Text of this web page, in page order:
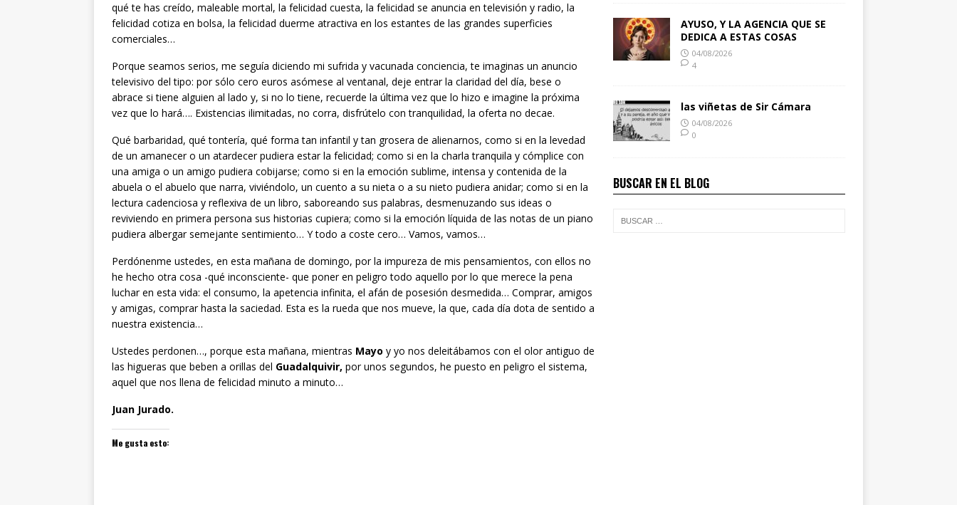
qué te has creído, maleable mortal, la felicidad cuesta, la felicidad se anuncia en televisión y radio, la
felicidad cotiza en bolsa, la felicidad duerme atractiva en los estantes de las grandes superficies
comerciales…
Porque seamos serios, me seguía diciendo mi sufrida y vacunada conciencia, te imaginas un anuncio
televisivo del tipo: por sólo cero euros asómese al ventanal, deje entrar la claridad del día, bese o
abrace si tiene alguien al lado y, si no lo tiene, recuerde la última vez que lo hizo e imagine la próxima
vez que lo hará…. Existencias ilimitadas, no corra, disfrútelo con tranquilidad, la oferta no decae.
Qué barbaridad, qué tontería, qué forma tan infantil y tan grosera de alienarnos, como si en la levedad
de un amanecer o un atardecer pudiera estar la felicidad; como si en la charla tranquila y cómplice con
una amiga o un amigo pudiera cobijarse; como si en la emoción sublime, intensa y contenida de la
abuela o el abuelo que narra, viviéndolo, un cuento a su nieta o a su nieto pudiera anidar; como si en la
lectura cadenciosa y reflexiva de un libro, saboreando sus palabras, desmenuzando sus ideas o
reviviendo en primera persona sus historias cupiera; como si la emoción líquida de las notas de un piano
pudiera albergar semejante sentimiento… Y todo a coste cero… Vamos, vamos…
Perdónenme ustedes, en esta mañana de domingo, por la impureza de mis pensamientos, con ellos no
he hecho otra cosa -qué inconsciente- que poner en peligro todo aquello por lo que merece la pena
luchar en esta vida: el consumo, la apetencia infinita, el afán de posesión desmedida… Comprar, amigos
y amigas, comprar hasta la saciedad. Esta es la rueda que nos mueve, la que, cada día dota de sentido a
nuestra existencia…
Ustedes perdonen…, porque esta mañana, mientras Mayo y yo nos deleitábamos con el olor antiguo de
las higueras que beben a orillas del Guadalquivir, por unos segundos, he puesto en peligro el sistema,
aquel que nos llena de felicidad minuto a minuto…
Juan Jurado.
Me gusta esto:
AYUSO, Y LA AGENCIA QUE SE
DEDICA A ESTAS COSAS
04/08/2026
4
las viñetas de Sir Cámara
04/08/2026
0
BUSCAR EN EL BLOG